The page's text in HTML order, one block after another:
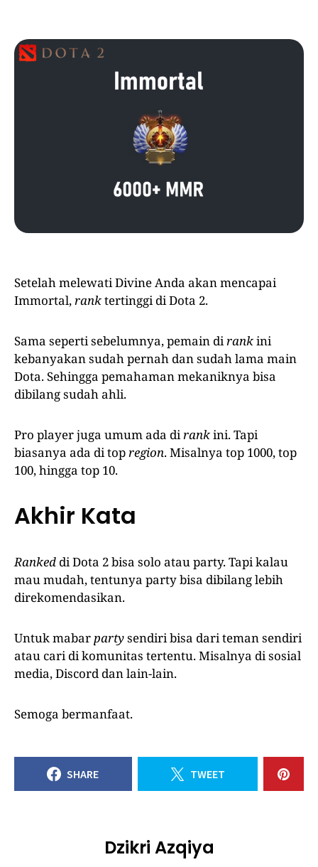
Setelah melewati Divine Anda akan mencapai
Immortal,ranktertinggi di Dota 2.
Sama seperti sebelumnya, pemain dirankini
kebanyakan sudah pernah dan sudah lama main
Dota. Sehingga pemahaman mekaniknya bisa
dibilang sudah ahli.
Pro player juga umum ada dirankini. Tapi
biasanya ada di topregion. Misalnya top 1000, top
100, hingga top 10.
Akhir Kata
Ranked di Dota 2 bisa solo atau party. Tapi kalau
mau mudah, tentunya party bisa dibilang lebih
direkomendasikan.
Untuk mabarpartysendiri bisa dari teman sendiri
atau cari di komunitas tertentu. Misalnya di sosial
media, Discord dan lain-lain.
Semoga bermanfaat.
SHARE TWEET
Dzikri Azqiya